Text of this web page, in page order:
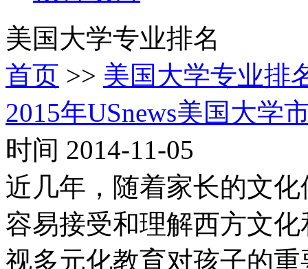
美国大学专业排名
首页 >> 美国大学专业排
2015年USnews美国大学
时间 2014-11-05
近几年，随着家长的文
容易接受和理解西方文
视多元化教育对孩子的重